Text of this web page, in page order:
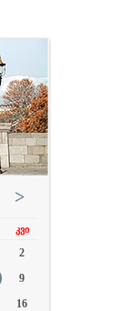
>
ᲙᲕᲘ
2
9
16